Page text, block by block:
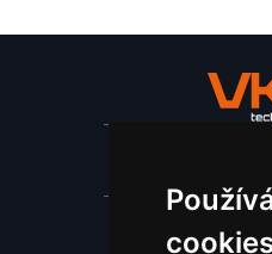
Nástroje pro